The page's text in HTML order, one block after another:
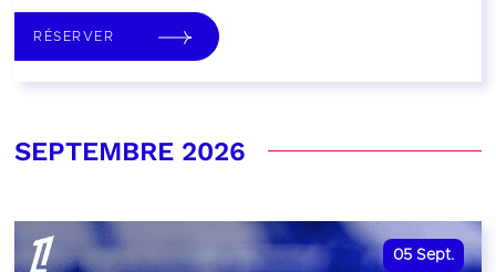
RÉSERVER
SEPTEMBRE 2026
05 Sept.